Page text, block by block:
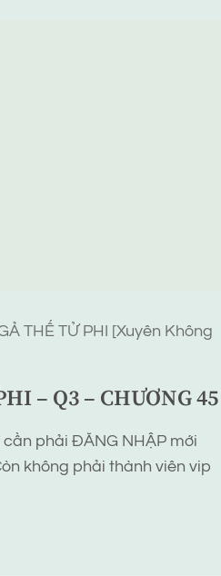
THẾ TỬ PHI [Xuyên Không
– Q3 – CHƯƠNG 45
phải ĐĂNG NHẬP mới
không phải thành viên vip